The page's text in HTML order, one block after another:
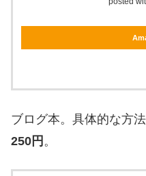
ブログ本。具体的な方
250円 。